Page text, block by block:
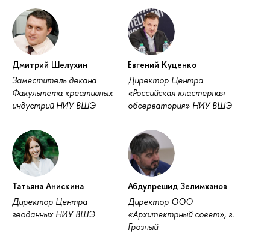
Дмитрий Шелухин
Заместитель декана
Факультета креативных
индустрий НИУ ВШЭ
Евгений Куценко
Директор Центра
«Российская кластерная
обсерватория» НИУ ВШЭ
Татьяна Анискина
Директор Центра
геоданных НИУ ВШЭ
Абдулрешид Зелимханов
Директор ООО
«Архитектрный совет», г.
Грозный